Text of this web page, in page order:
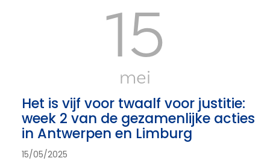
15
mei
Het is vijf voor twaalf voor justitie:
week 2 van de gezamenlijke acties
in Antwerpen en Limburg
15/05/2025